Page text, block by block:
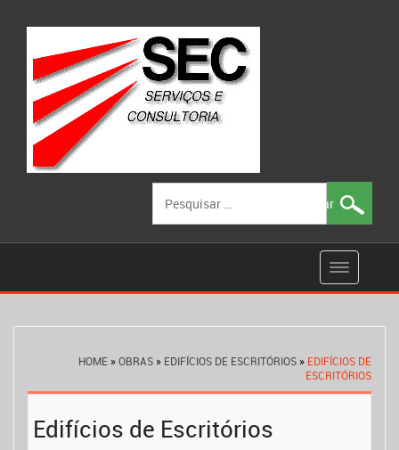
por:
HOME »OBRAS » EDIFÍCIOS DE ESCRITÓRIOS » EDIFÍCIOS DE
ESCRITÓRIOS
Edifícios de Escritórios
navigation